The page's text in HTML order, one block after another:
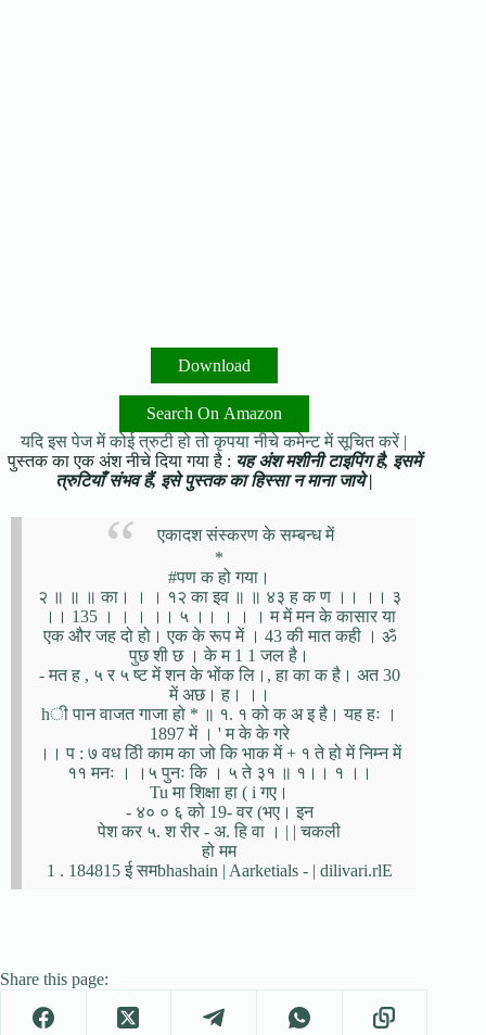
Download
Search On Amazon
यदि इस पेज में कोई त्रुटी हो तो कृपया नीचे कमेन्ट में सूचित करें |
पुस्तक का एक अंश नीचे दिया गया है : यह अंश मशीनी टाइपिंग है, इसमें
त्रुटियाँ संभव हैं, इसे पुस्तक का हिस्सा न माना जाये |
एकादश संस्करण के सम्बन्ध में
*
#पण क हो गया।
२ ॥ ॥ ॥ का। । । १२ का इव ॥ ॥ ४३ ह क ण ।। ।। ३
।। 135 । । । ।। ५ ।। । । । म में मन के कासार या
एक और जह दो हो। एक के रूप में । 43 की मात कही । ॐ
पुछ शी छ । के म 1 1 जल है।
- मत ह , ५ र ५ ष्ट में शन के भोंक लि।, हा का क है। अत 30
में अछ। ह। ।।
hी पान वाजत गाजा हो * ॥ १. १ को क अ इ है। यह हः ।
1897 में । ' म के के गरे
।। प : ७ वध ठिी काम का जो कि भाक में + १ ते हो में निम्न में
११ मनः । ।५ पुनः कि । ५ ते ३१ ॥ १।। १ ।।
Tu मा शिक्षा हा ( i गए।
- ४० ० ६ को 19- वर (भए। इन
पेश कर ५. श रीर - अ. हि वा । | | चकली
हो मम
1 . 184815 ई समbhashain | Aarketials - | dilivari.rlE
Share this page: